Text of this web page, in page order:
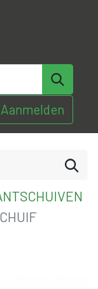
Aanmelden